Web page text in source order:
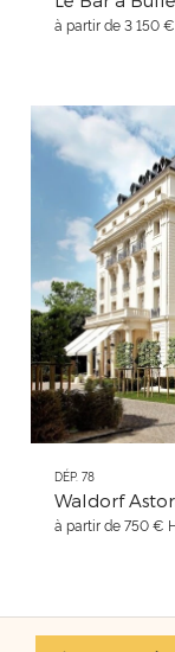
à partir de 3 150
DÉP. 78
Waldorf
à partir de 750 €